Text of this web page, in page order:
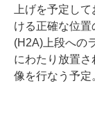
上げを予定し
ける正確な位置
(H2A)上段への
にわたり放置
像を行なう予定